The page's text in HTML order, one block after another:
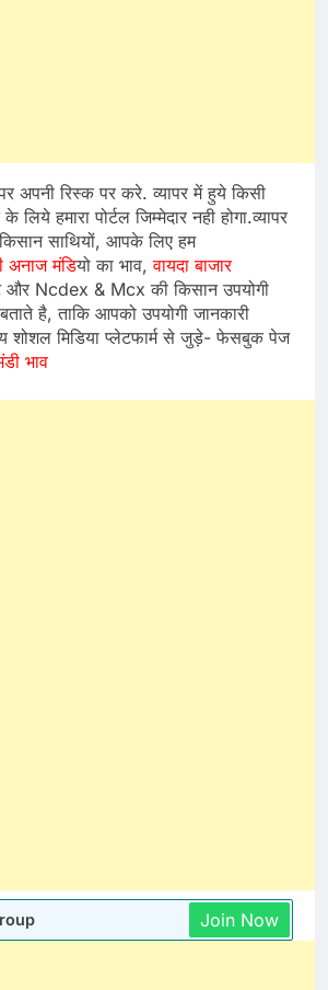
अपनी रिस्क पर करे. व्यापर में हुये किसी
हमारा पोर्टल जिम्मेदार नही होगा.व्यापर
साथियों, आपके लिए हम
अनाज मंडियो का भाव, वायदा बाजार
और Ncdex & Mcx की किसान उपयोगी
है, ताकि आपको उपयोगी जानकारी
शोशल मिडिया प्लेटफार्म से जुड़े- फेसबुक पेज
भाव
Join Now